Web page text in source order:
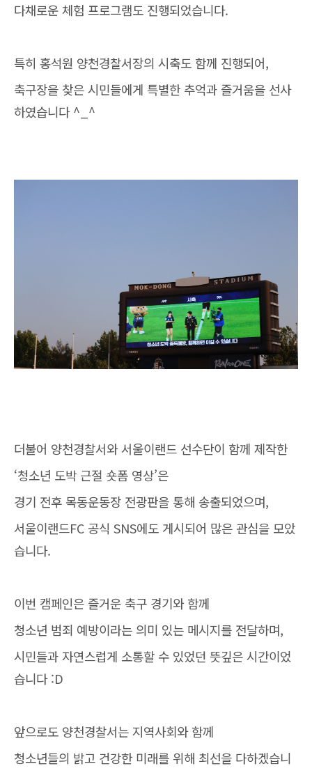
다채로운 체험 프로그램도 진행되었습니다.
특히 홍석원 양천경찰서장의 시축도 함께 진행되어,
축구장을 찾은 시민들에게 특별한 추억과 즐거움을 선사
하였습니다 ^_^
더불어 양천경찰서와 서울이랜드 선수단이 함께 제작한
‘청소년 도박 근절 숏폼 영상’은
경기 전후 목동운동장 전광판을 통해 송출되었으며,
서울이랜드FC 공식 SNS에도 게시되어 많은 관심을 모았
습니다.
이번 캠페인은 즐거운 축구 경기와 함께
청소년 범죄 예방이라는 의미 있는 메시지를 전달하며,
시민들과 자연스럽게 소통할 수 있었던 뜻깊은 시간이었
습니다 :D
앞으로도 양천경찰서는 지역사회와 함께
청소년들의 밝고 건강한 미래를 위해 최선을 다하겠습니